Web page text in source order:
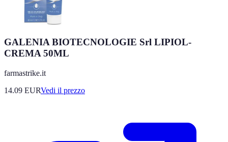
GALENIA BIOTECNOLOGIE Srl LIPIOL-
CREMA 50ML
farmastrike.it
14.09 EURVedi il prezzo